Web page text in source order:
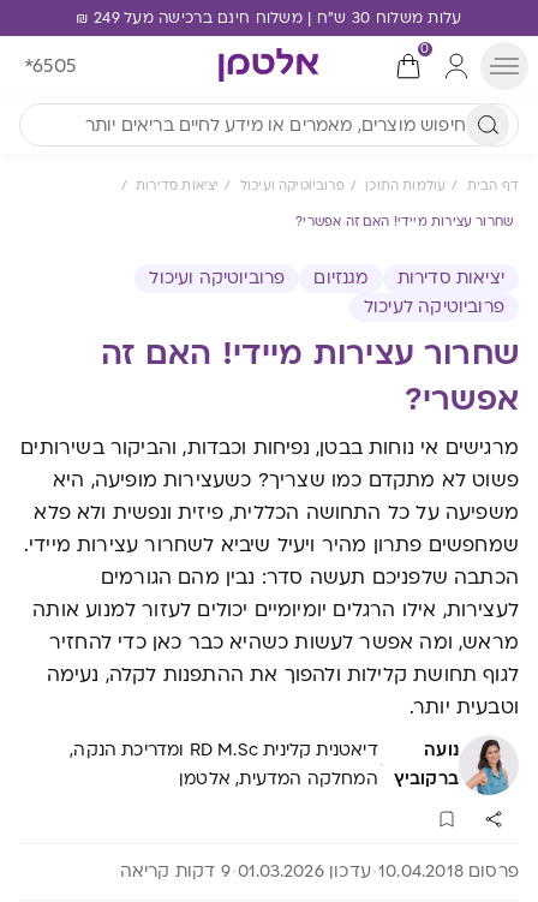
עלות משלוח 30 ש"ח | משלוח חינם ברכישה מעל 249 ₪
0
*6505
דף הבית עולמות התוכן פרוביוטיקה ועיכול יציאות סדירות
שחרור עצירות מיידי! האם זה אפשרי?
יציאות סדירות מגנזיום
פרוביוטיקה ועיכול
פרוביוטיקה לעיכול
שחרור עצירות מיידי! האם זה
אפשרי?
מרגישים אי נוחות בבטן, נפיחות וכבדות, והביקור בשירותים
פשוט לא מתקדם כמו שצריך? כשעצירות מופיעה, היא
משפיעה על כל התחושה הכללית, פיזית ונפשית ולא פלא
שמחפשים פתרון מהיר ויעיל שיביא לשחרור עצירות מיידי.
הכתבה שלפניכם תעשה סדר: נבין מהם הגורמים
לעצירות, אילו הרגלים יומיומיים יכולים לעזור למנוע אותה
מראש, ומה אפשר לעשות כשהיא כבר כאן כדי להחזיר
לגוף תחושת קלילות ולהפוך את ההתפנות לקלה, נעימה
וטבעית יותר.
נועה
ברקוביץ ·
דיאטנית קלינית RD M.Sc ומדריכת הנקה,
המחלקה המדעית, אלטמן
פרסום 10.04.2018 עדכון 01.03.2026 9 דקות קריאה